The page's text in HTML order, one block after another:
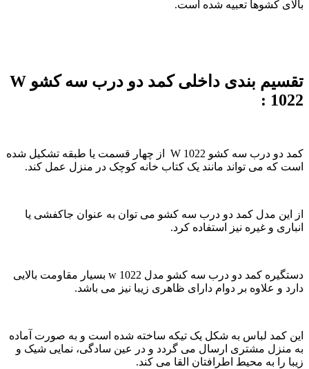
بالای کشوها تعبیه شده است.
تقسیم بندی داخلی کمد دو درب سه کشو W
1022 :
کمد دو درب سه کشو W 1022 از چهار قسمت یا طبقه تشکیل شده
است که می تواند مانند یک کتاب خانه کوچک در منزل عمل کند.
از این مدل کمد دو درب سه کشو می توان به عنوان جاکفشی یا
انباری و غیره نیز استفاده کرد.
دستگیره کمد دو درب سه کشو مدل w 1022 بسیار مقاومت بالایی
دارد و علاوه بر دوام دارای ظاهری زیبا نیز می باشد.
این کمد لباس به شکل یک تیکه ساخته شده است و به صورت آماده
به منزل مشتری ارسال می گردد و در عین سادگی، نمایی شیک و
زیبا را به محیط اطرافتان القا می کند.